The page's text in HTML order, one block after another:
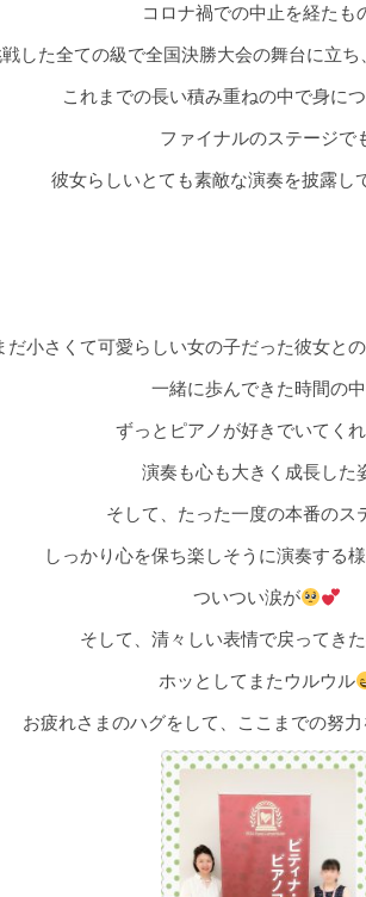
コロナ禍での中止を経たも
た全ての級で全国決勝大会の舞台に立ち
これまでの長い積み重ねの中で身に
ファイナルのステージで
彼女らしいとても素敵な演奏を披露し
だ小さくて可愛らしい女の子だった彼女と
一緒に歩んできた時間の
ずっとピアノが好きでいてく
演奏も心も大きく成長した
そして、たった一度の本番のス
しっかり心を保ち楽しそうに演奏する
ついつい涙が
そして、清々しい表情で戻ってき
ホッとしてまたウルウル
お疲れさまのハグをして、ここまでの努